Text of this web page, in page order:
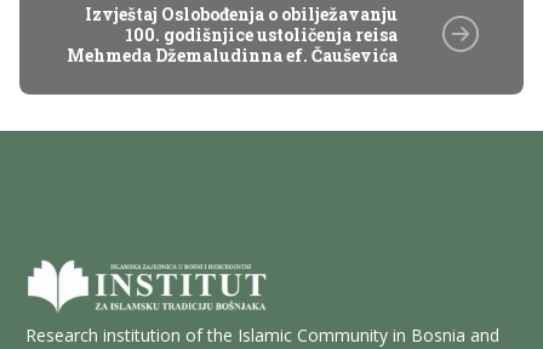
Izvještaj Oslobođenja o obilježavanju
100. godišnjice ustoličenja reisa
Mehmeda Džemaludinna ef. Čauševića
Research institution of the Islamic Community in Bosnia and